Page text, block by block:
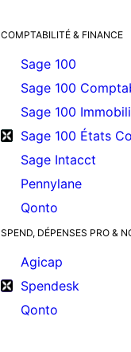
COMPTABILITÉ & FINANCE
Sage 100
Sage 100
Sage 100
Sage 100 États
Sage Intacct
Pennylane
Qonto
SPEND, DÉPENSES PRO &
Agicap
Spendesk
Qonto